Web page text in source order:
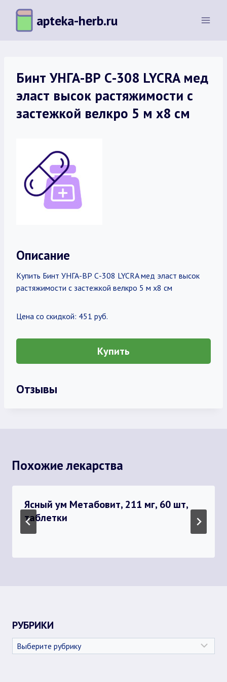
Перейти
содержимому
apteka-herb.ru
Бинт УНГА-ВР С-308 LYCRA мед
эласт высок растяжимости с
застежкой велкро 5 м х8 см
Описание
Купить Бинт УНГА-ВР С-308 LYCRA мед эласт высок
растяжимости с застежкой велкро 5 м х8 см
Цена со скидкой: 451 руб.
Купить
Отзывы
Похожие лекарства
Ясный ум Метабовит, 211 мг, 60 шт,
таблетки
РУБРИКИ
Рубрики